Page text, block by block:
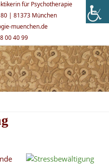
für Psychotherapie
| 81373 München
muenchen.de
00 40 99